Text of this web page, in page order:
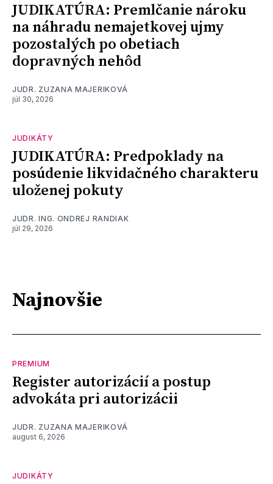
JUDIKATÚRA: Premlčanie nároku
na náhradu nemajetkovej ujmy
pozostalých po obetiach
dopravných nehôd
JUDR. ZUZANA MAJERIKOVÁ
júl 30, 2026
JUDIKÁTY
JUDIKATÚRA: Predpoklady na
posúdenie likvidačného charakteru
uloženej pokuty
JUDR. ING. ONDREJ RANDIAK
júl 29, 2026
Najnovšie
PREMIUM
Register autorizácií a postup
advokáta pri autorizácii
JUDR. ZUZANA MAJERIKOVÁ
august 6, 2026
JUDIKÁTY